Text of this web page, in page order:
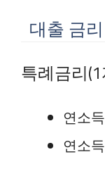
대출 금리
특례금리
연소
연소